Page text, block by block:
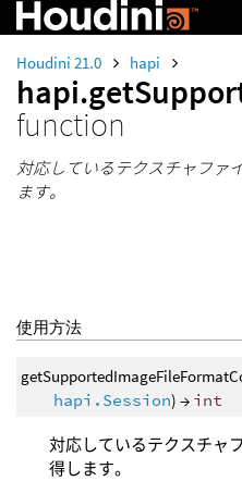
Houdini 21.0 hapi
function
対応しているテクスチャファ
ます。
使用方法
hapi.Session) → int
対応しているテクスチャ
得します。